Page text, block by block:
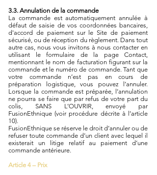
3.3. Annulation de la commande
La commande est automatiquement annulée à
défaut de saisie de vos coordonnées bancaires,
d'accord de paiement sur le Site de paiement
sécurisé, ou de réception du règlement. Dans tout
autre cas, nous vous invitons à nous contacter en
utilisant le formulaire de la page Contact,
mentionnant le nom de facturation figurant sur la
commande et le numéro de commande. Tant que
votre commande n’est pas en cours de
préparation logistique, vous pouvez l’annuler.
Lorsque la commande est préparée, l’annulation
ne pourra se faire que par refus de votre part du
colis, SANS L’OUVRIR, envoyé par
FusionEthnique (voir procédure décrite à l’article
10).
FusionEthnique se réserve le droit d’annuler ou de
refuser toute commande d’un client avec lequel il
existerait un litige relatif au paiement d’une
commande antérieure.
Article 4 – Prix